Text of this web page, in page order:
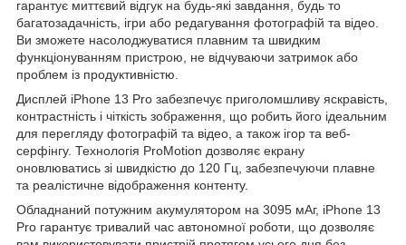
гарантує миттєвий відгук на будь-які завдання, будь то
багатозадачність, ігри або редагування фотографій та відео.
Ви зможете насолоджуватися плавним та швидким
функціонуванням пристрою, не відчуваючи затримок або
проблем із продуктивністю.
Дисплей iPhone 13 Pro забезпечує приголомшливу яскравість,
контрастність і чіткість зображення, що робить його ідеальним
для перегляду фотографій та відео, а також ігор та веб-
серфінгу. Технологія ProMotion дозволяє екрану
оновлюватись зі швидкістю до 120 Гц, забезпечуючи плавне
та реалістичне відображення контенту.
Обладнаний потужним акумулятором на 3095 мАг, iPhone 13
Pro гарантує тривалий час автономної роботи, що дозволяє